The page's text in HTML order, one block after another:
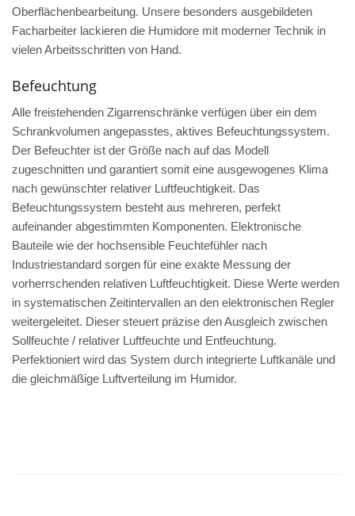
Oberflächenbearbeitung. Unsere besonders ausgebildeten
Facharbeiter lackieren die Humidore mit moderner Technik in
vielen Arbeitsschritten von Hand.
Befeuchtung
Alle freistehenden Zigarrenschränke verfügen über ein dem
Schrankvolumen angepasstes, aktives Befeuchtungssystem.
Der Befeuchter ist der Größe nach auf das Modell
zugeschnitten und garantiert somit eine ausgewogenes Klima
nach gewünschter relativer Luftfeuchtigkeit. Das
Befeuchtungssystem besteht aus mehreren, perfekt
aufeinander abgestimmten Komponenten. Elektronische
Bauteile wie der hochsensible Feuchtefühler nach
Industriestandard sorgen für eine exakte Messung der
vorherrschenden relativen Luftfeuchtigkeit. Diese Werte werden
in systematischen Zeitintervallen an den elektronischen Regler
weitergeleitet. Dieser steuert präzise den Ausgleich zwischen
Sollfeuchte / relativer Luftfeuchte und Entfeuchtung.
Perfektioniert wird das System durch integrierte Luftkanäle und
die gleichmäßige Luftverteilung im Humidor.